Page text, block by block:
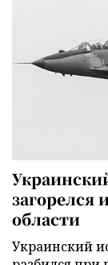
загорелся
области
Украинский